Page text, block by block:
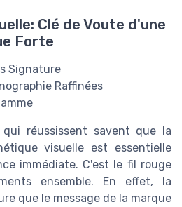
Clé de Voute d'une
Forte
Signature
Raffinées
réussissent savent que la
visuelle est essentielle
immédiate. C'est le fil rouge
ensemble. En effet, la
que le message de la marque